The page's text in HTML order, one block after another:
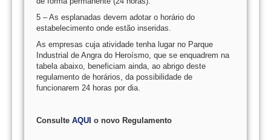
5 – As esplanadas devem adotar o horário do
estabelecimento onde estão inseridas.
As empresas cuja atividade tenha lugar no Parque
Industrial de Angra do Heroísmo, que se enquadrem na
tabela abaixo, beneficiam ainda, ao abrigo deste
regulamento de horários, da possibilidade de
funcionarem 24 horas por dia.
Consulte AQUI o novo Regulamento